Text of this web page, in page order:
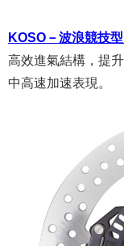
KOSO－波浪競技
高效進氣結構，提
中高速加速表現。